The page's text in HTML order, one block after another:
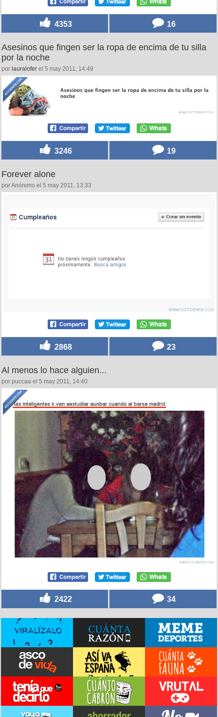
4353 16
Asesinos que fingen ser la ropa de encima de tu silla
por la noche
por lauralofer el 5 may 2011, 14:49
3246 19
Forever alone
por Anónimo el 5 may 2011, 13:33
2868 23
Al menos lo hace alguien...
por puccaa el 5 may 2011, 14:40
2422 34